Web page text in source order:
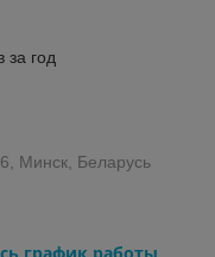
десятки лет.
производству
многие
легок. Нужно
за год
Минск, Беларусь